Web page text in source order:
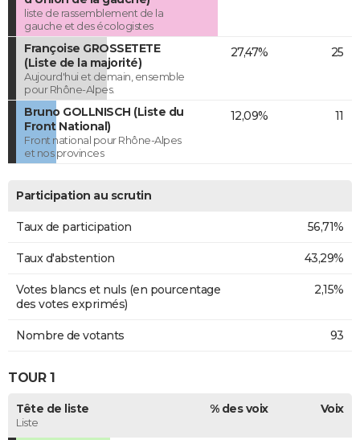
liste de rassemblement de la
gauche et des écologistes
Françoise GROSSETETE
(Liste de la majorité)
Aujourd'hui et demain, ensemble
pour Rhône-Alpes.
27,47% 25
Bruno GOLLNISCH (Liste du
Front National)
Front national pour Rhône-Alpes
et nos provinces
12,09% 11
Participation au scrutin
Taux de participation 56,71%
Taux d'abstention 43,29%
Votes blancs et nuls (en pourcentage
des votes exprimés)
2,15%
Nombre de votants 93
TOUR 1
Tête de liste
Liste
% des voix Voix